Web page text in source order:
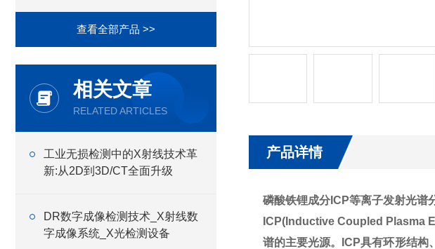
查看全部产品 >>
相关文章
RELATED ARTICLES
工业无损检测中的X射线技术革
新:从2D到3D/CT全面升级
DR数字成像检测技术_X射线数
字成像系统_X光检测设备
产品详情
磷酸铁锂成分ICP等离子发射光谱
ICP(Inductive Coupled Plasma
谱的主要光源。ICP具有环形结构